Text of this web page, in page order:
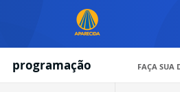
programação FAÇA SUA